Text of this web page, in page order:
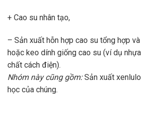
+ Cao su nhân tạo,
– Sản xuất hỗn hợp cao su tổng hợp
hoặc keo dính giống cao su (ví dụ
chất cách điện).
Nhóm này cũng gồm:Sản xuất
học của chúng.